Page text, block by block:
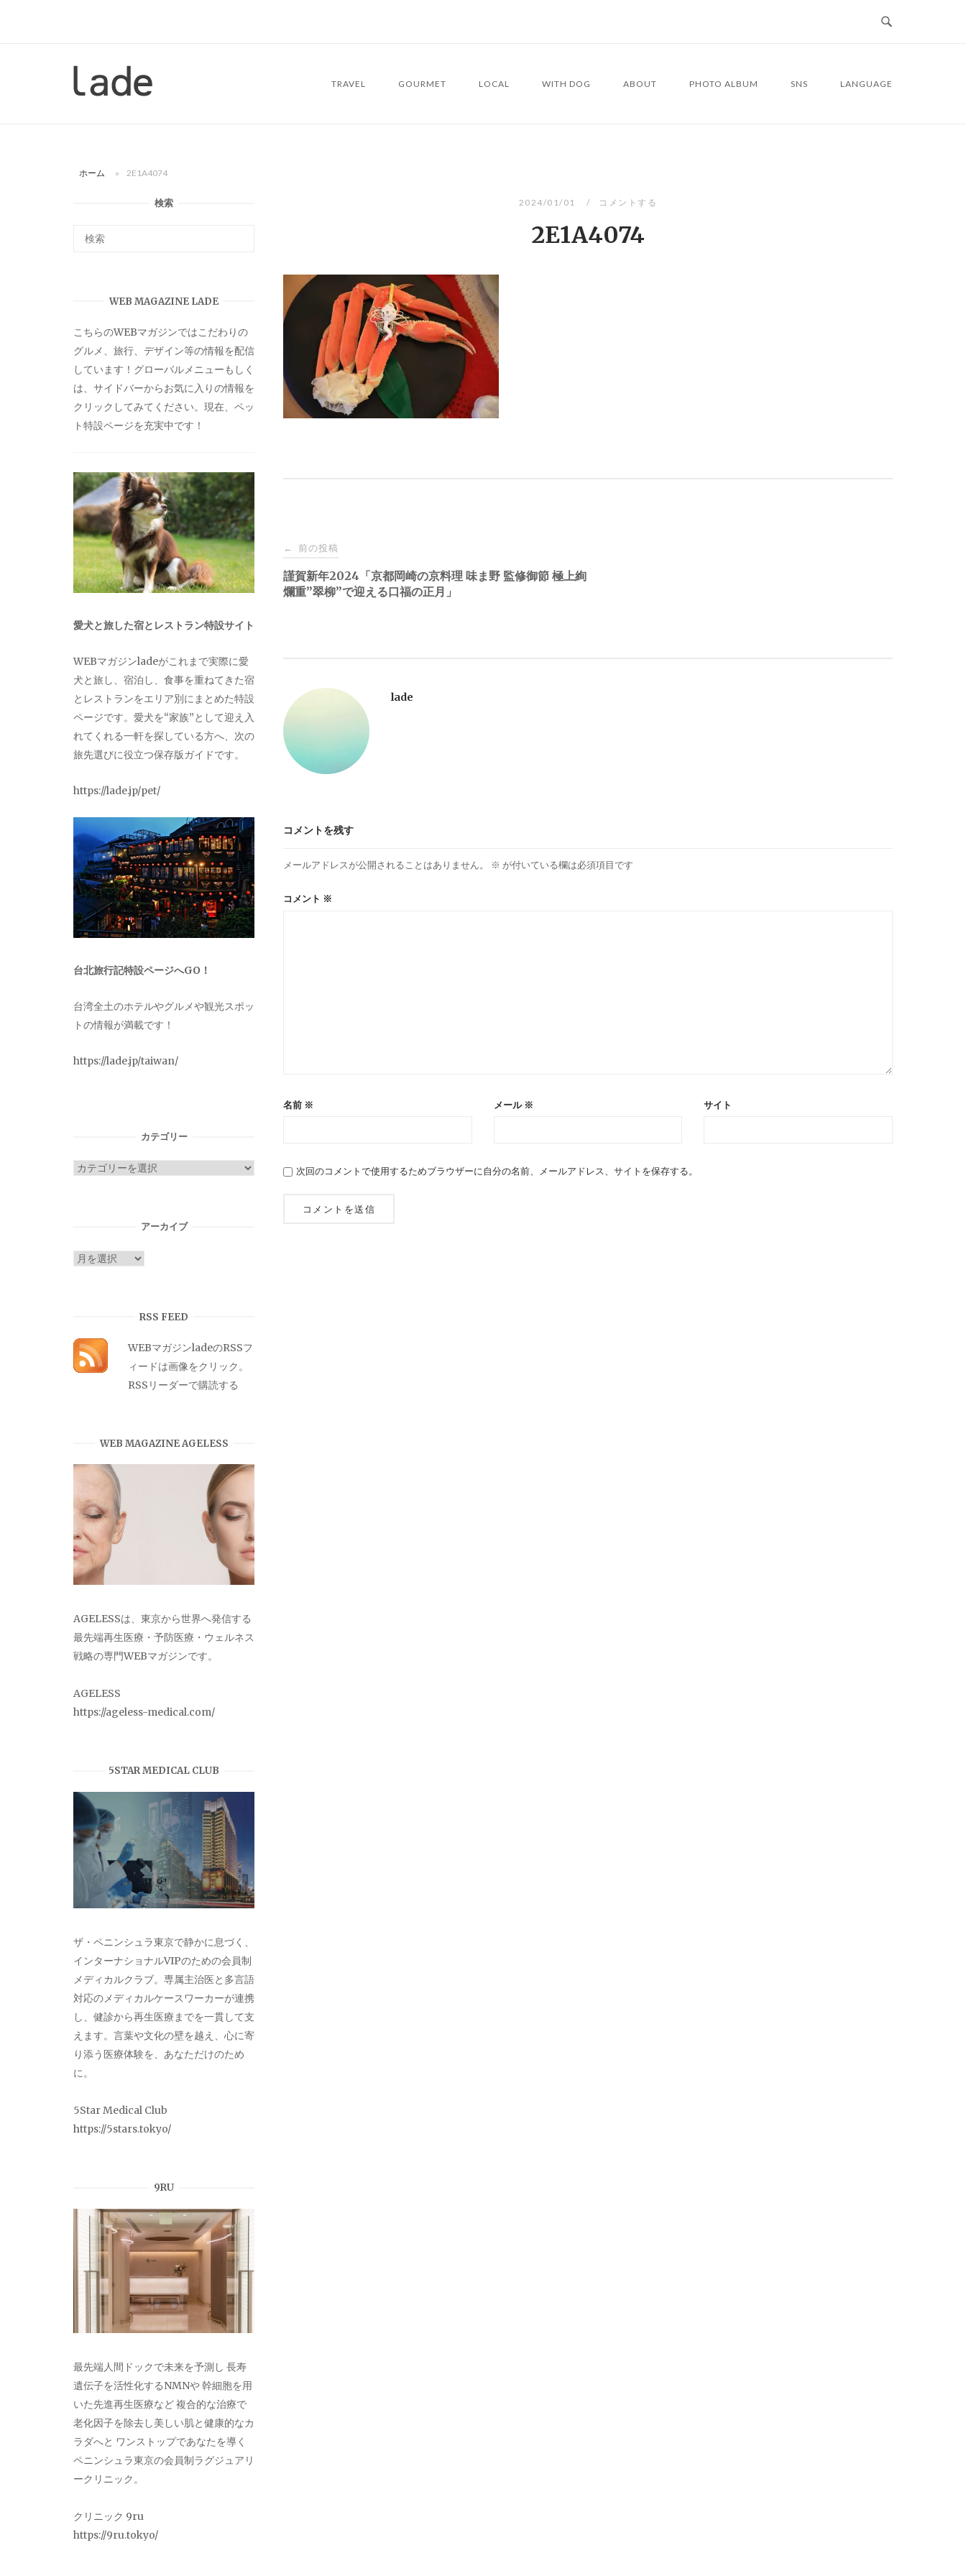
ー
TRAVEL GOURMET LOCAL WITH DOG ABOUT PHOTO ALBUM SNS LANGUAGE
ホーム » 2E1A4074
2024/01/01 コメントする
2E1A4074
投
稿
ゲ
ー
シ
ン
← 前の投稿
謹賀新年2024「京都岡崎の京料理 味ま野 監修御節 極上絢
爛重”翠柳”で迎える口福の正月」
lade
コメントを残す
メールアドレスが公開されることはありません。 ※ が付いている欄は必須項目です
コメント ※
名前 ※ メール ※ サイト
次回のコメントで使用するためブラウザーに自分の名前、メールアドレス、サイトを保存する。
検索
WEB MAGAZINE LADE
こちらのWEBマガジンではこだわりの
グルメ、旅行、デザイン等の情報を配信
しています！グローバルメニューもしく
は、サイドバーからお気に入りの情報を
クリックしてみてください。現在、ペッ
ト特設ページを充実中です！
愛犬と旅した宿とレストラン特設サイト
WEBマガジンladeがこれまで実際に愛
犬と旅し、宿泊し、食事を重ねてきた宿
とレストランをエリア別にまとめた特設
ページです。愛犬を“家族”として迎え入
れてくれる一軒を探している方へ、次の
旅先選びに役立つ保存版ガイドです。
https://lade.jp/pet/
台北旅行記特設ページへGO！
台湾全土のホテルやグルメや観光スポッ
トの情報が満載です！
https://lade.jp/taiwan/
カテゴリー
カ
アーカイブ
ア
RSS FEED
WEBマガジンladeのRSSフ
ィードは画像をクリック。
RSSリーダーで購読する
WEB MAGAZINE AGELESS
AGELESSは、東京から世界へ発信する
最先端再生医療・予防医療・ウェルネス
戦略の専門WEBマガジンです。
AGELESS
https://ageless-medical.com/
5STAR MEDICAL CLUB
ザ・ペニンシュラ東京で静かに息づく、
インターナショナルVIPのための会員制
メディカルクラブ。専属主治医と多言語
対応のメディカルケースワーカーが連携
し、健診から再生医療までを一貫して支
えます。言葉や文化の壁を越え、心に寄
り添う医療体験を、あなただけのため
に。
5Star Medical Club
https://5stars.tokyo/
9RU
最先端人間ドックで未来を予測し 長寿
遺伝子を活性化するNMNや 幹細胞を用
いた先進再生医療など 複合的な治療で
老化因子を除去し美しい肌と健康的なカ
ラダへと ワンストップであなたを導く
ペニンシュラ東京の会員制ラグジュアリ
ークリニック。
クリニック 9ru
https://9ru.tokyo/